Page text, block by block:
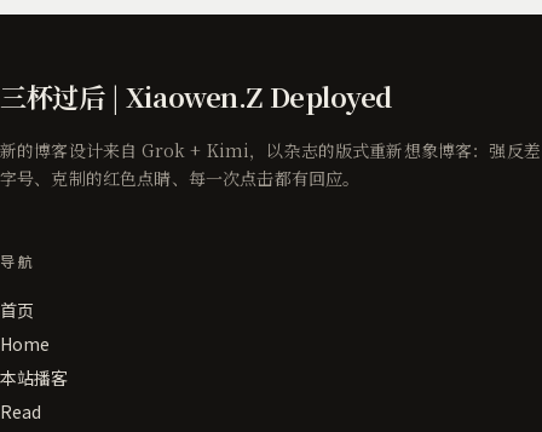
三杯过后 | Xiaowen.Z Deployed
新的博客设计来自 Grok + Kimi，以杂志的版式重新想象博客：强反差
字号、克制的红色点睛、每一次点击都有回应。
导航
首页
Home
本站播客
Read